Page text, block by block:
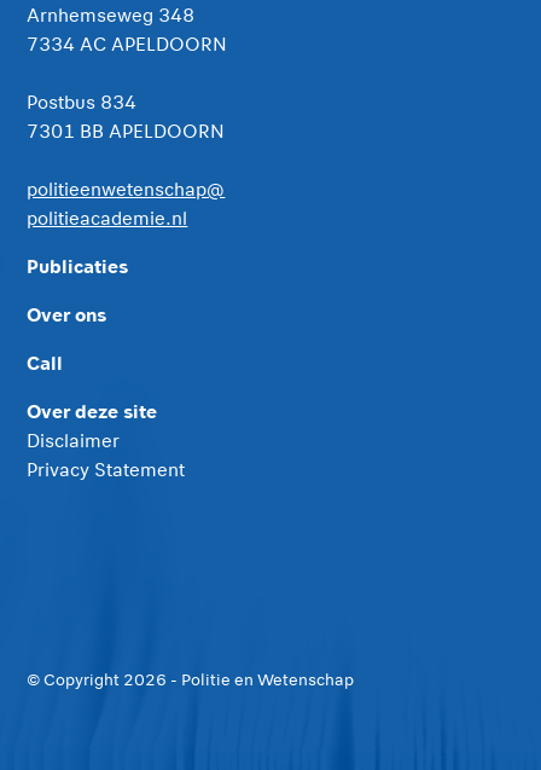
Arnhemseweg 348
7334 AC APELDOORN
Postbus 834
7301 BB APELDOORN
politieenwetenschap@
politieacademie.nl
Publicaties
Over ons
Call
Over deze site
Disclaimer
Privacy Statement
© Copyright 2026 - Politie en Wetenschap